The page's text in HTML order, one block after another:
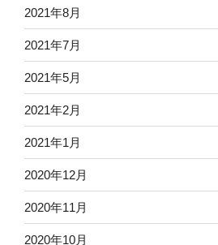
2021年8月
2021年7月
2021年5月
2021年2月
2021年1月
2020年12月
2020年11月
2020年10月